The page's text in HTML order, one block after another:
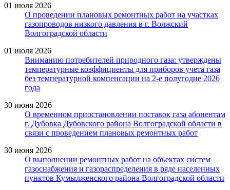
01 июля 2026
О проведении плановых ремонтных работ на участках
газопроводов низкого давления в г. Волжский
Волгоградской области
01 июля 2026
Вниманию потребителей природного газа: утверждены
температурные коэффициенты для приборов учета газа
без температурной компенсации на 2-е полугодие 2026
года
30 июня 2026
О временном приостановлении поставок газа абонентам
г. Дубовка Дубовского района Волгоградской области в
связи с проведением плановых ремонтных работ
30 июня 2026
О выполнении ремонтных работ на объектах систем
газоснабжения и газораспределения в ряде населенных
пунктов Кумылженского района Волгоградской области